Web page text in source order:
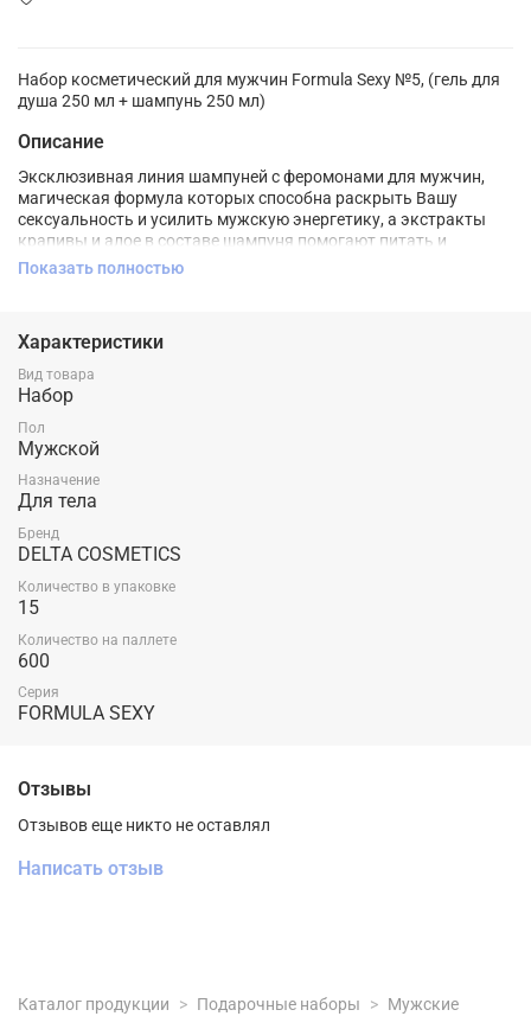
Набор косметический для мужчин Formula Sexy №5, (гель для
душа 250 мл + шампунь 250 мл)
Описание
Эксклюзивная линия шампуней с феромонами для мужчин,
магическая формула которых способна раскрыть Вашу
сексуальность и усилить мужскую энергетику, а экстракты
крапивы и алое в составе шампуня помогают питать и
восстанавливать волосяные луковицы. Рекомендуется для
откроют тайные знаки Вашей сексуальности и придадут Вам
уверенности в себе. Активная формула с аллантоином
стимулирует регенерацию клеток кожи, а экстракты шалфея и
дуба оказывают заживляющее, тонизирующее воздействие и
восстанавливают структуру клеток кожи.
Показать полностью
Характеристики
Вид товара
Набор
Пол
Мужской
Назначение
Для тела
Бренд
DELTA COSMETICS
Количество в упаковке
15
Количество на паллете
600
Серия
FORMULA SEXY
Отзывы
Отзывов еще никто не оставлял
Написать отзыв
Каталог продукции Подарочные наборы Мужские